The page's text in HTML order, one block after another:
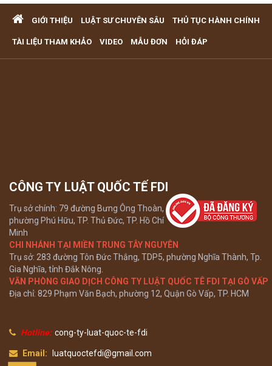
với đất
VĂN PHÒNG LUẬT SƯ TƯ VẤN MIỄN PHÍ QUA ĐIỆN THOẠI
GIỚI THIỆU LUẬT SƯ CHUYÊN SÂU THỦ TỤC HÀNH CHÍNH
TÀI LIỆU THAM KHẢO VIDEO MẪU ĐƠN HỎI ĐÁP
CÔNG TY LUẬT QUỐC TẾ FDI
Trụ sở chính: 79 đường Bưng Ông Thoàn,
phường Phú Hữu, TP. Thủ Đức, TP. Hồ Chí
Minh
CHI NHÁNH TẠI MIỀN TRUNG TÂY NGUYÊN
Trụ sở: 283 đường Tôn Đức Thắng, TDP5, phường Nghĩa Thành, Tp.
Gia Nghĩa, tỉnh Đắk Nông.
VĂN PHÒNG GIAO DỊCH CÔNG TY LUẬT QUỐC TÊ FDI TẠI GÒ VẤP
Địa chỉ: 829 Phạm Văn Bạch, phường 12, Quận Gò Vấp, TP. HCM
Hotline: cong-ty-luat-quoc-te-fdi
Email: luatquoctefdi@gmail.com